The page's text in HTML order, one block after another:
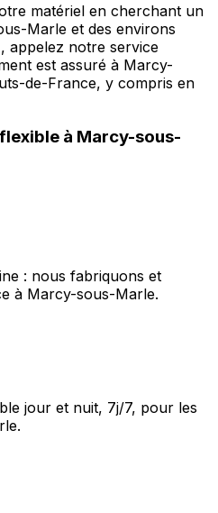
matériel en cherchant un
Marle et des environs
appelez notre service
est assuré à Marcy-
de-France, y compris en
à Marcy-sous-
: nous fabriquons et
à Marcy-sous-Marle.
jour et nuit, 7j/7, pour les